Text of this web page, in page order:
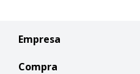
Empresa
Compra